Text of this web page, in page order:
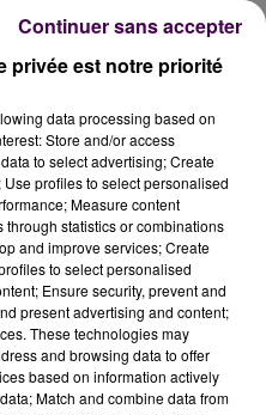
s’en sortaient grâce à
avec la
avons aussi
qui ne peuvent
de leurs parents, eux-
du confinement"
attendue mais
du Cœur ont été
revoir les horaires des
pour toucher les
place une distribution
privée est notre priorité
data processing based on
Store and/or access
to select advertising; Create
profiles to select personalised
Measure content
statistics or combinations
and improve services; Create
to select personalised
Ensure security, prevent and
present advertising and content;
These technologies may
and browsing data to offer
based on information actively
Match and combine data from
Continuer sans accepter